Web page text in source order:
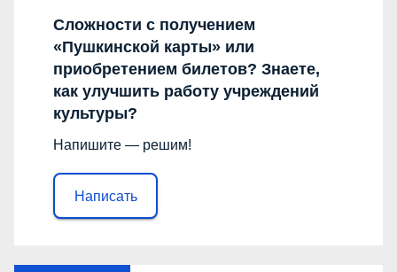
Сложности с получением
«Пушкинской карты» или
приобретением билетов? Знаете,
как улучшить работу учреждений
культуры?
Напишите — решим!
Написать